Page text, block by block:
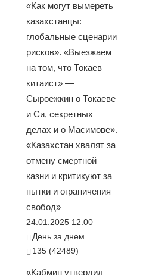
«Как могут вымереть
казахстанцы:
глобальные сценарии
рисков». «Выезжаем
на том, что Токаев —
китаист» —
Сыроежкин о Токаеве
и Си, секретных
делах и о Масимове».
«Казахстан хвалят за
отмену смертной
казни и критикуют за
пытки и ограничения
свобод»
24.01.2025 12:00
День за днем
135 (42489)
«Кабмин утвердил